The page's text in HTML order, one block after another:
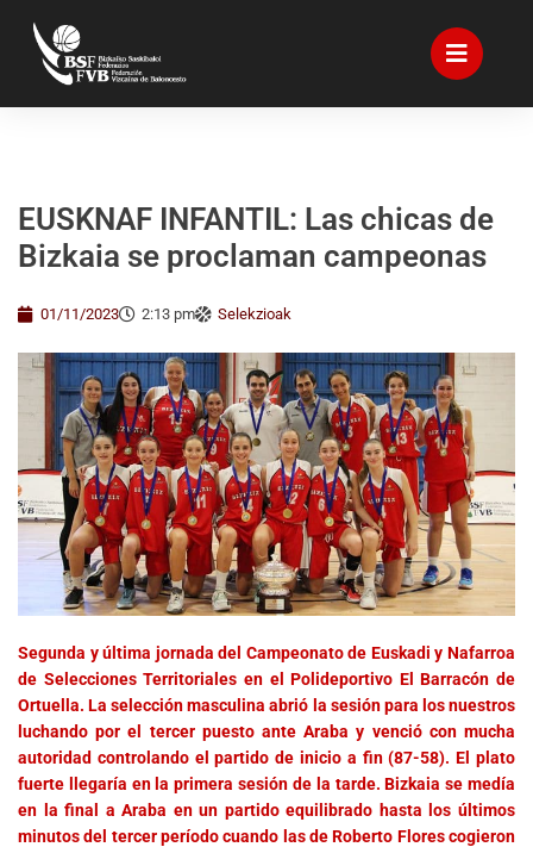
EUSKNAF INFANTIL: Las chicas de
Bizkaia se proclaman campeonas
01/11/2023 2:13 pm Selekzioak
Segunda y última jornada del Campeonato de Euskadi y Nafarroa
de Selecciones Territoriales en el Polideportivo El Barracón de
Ortuella. La selección masculina abrió la sesión para los nuestros
luchando por el tercer puesto ante Araba y venció con mucha
autoridad controlando el partido de inicio a fin (87-58). El plato
fuerte llegaría en la primera sesión de la tarde. Bizkaia se medía
en la final a Araba en un partido equilibrado hasta los últimos
minutos del tercer período cuando las de Roberto Flores cogieron